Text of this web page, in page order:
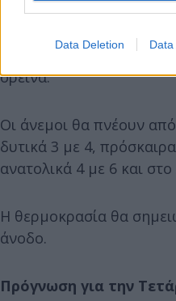
Data Deletion Data
νεφώσεις στα
εκδηλωθούν τοπικοί
ορεινά.
Οι άνεμοι θα πνέουν
δυτικά 3 με 4,
ανατολικά 4 με 6 και
Η θερμοκρασία θα
άνοδο.
Πρόγνωση για την